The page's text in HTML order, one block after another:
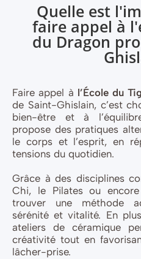
Quelle est
faire appel à
du Dragon
Faire appel à l’École du
de Saint-Ghislain, c’est
bien-être et à
propose des pratiques
le corps et l’esprit, en
tensions du quotidien.
Grâce à des disciplines
Chi, le Pilates ou
trouver une méthode
sérénité et vitalité. En
ateliers de céramique
créativité tout en
lâcher-prise.